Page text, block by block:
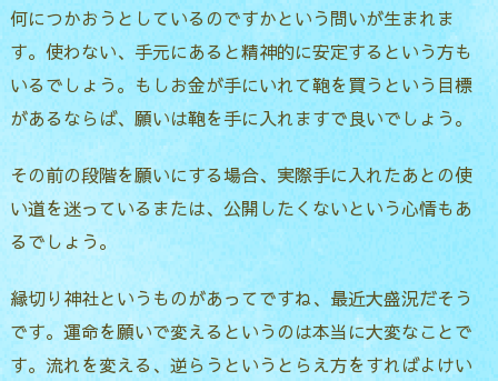
何につかおうとしているのですかという問いが生まれま
す。使わない、手元にあると精神的に安定するという方も
いるでしょう。もしお金が手にいれて鞄を買うという目標
があるならば、願いは鞄を手に入れますで良いでしょう。
その前の段階を願いにする場合、実際手に入れたあとの使
い道を迷っているまたは、公開したくないという心情もあ
るでしょう。
縁切り神社というものがあってですね、最近大盛況だそう
です。運命を願いで変えるというのは本当に大変なことで
す。流れを変える、逆らうというとらえ方をすればよけい